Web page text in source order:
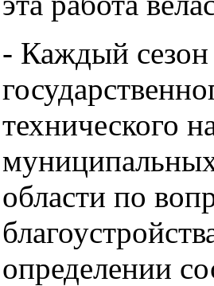
- Каждый
технического
области по
определении